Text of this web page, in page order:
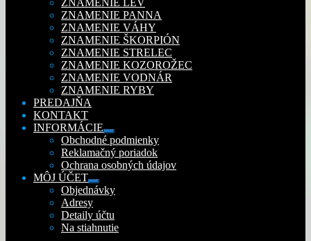
ZNAMENIE LEV
ZNAMENIE PANNA
ZNAMENIE VÁHY
ZNAMENIE ŠKORPIÓN
ZNAMENIE STRELEC
ZNAMENIE KOZOROŽEC
ZNAMENIE VODNÁR
ZNAMENIE RYBY
PREDAJŇA
KONTAKT
INFORMÁCIE
Rozbaliť
podradené
menu
Obchodné podmienky
Reklamačný poriadok
Ochrana osobných údajov
MÔJ ÚČET
Rozbaliť
podradené
Objednávky
Adresy
Detaily účtu
Na stiahnutie